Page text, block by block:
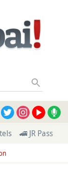
🚄 JR Pass